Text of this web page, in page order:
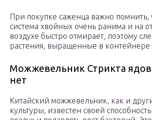
При покупке саженца важно помнить,
система хвойных очень ранима и на
воздухе быстро отмирает, поэтому
растения, выращенные в контейнере
Можжевельник Стрикта
нет
Китайский можжевельник, как и
культуры, известен своей